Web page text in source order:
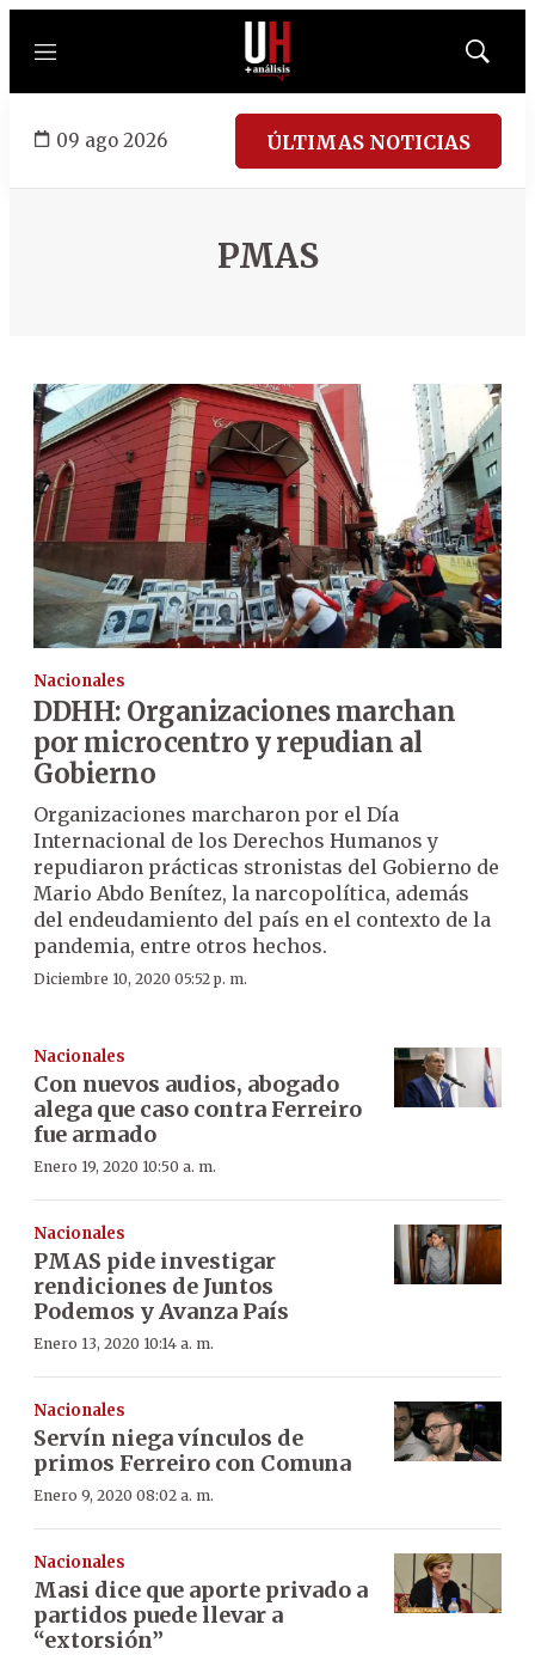
Menú
Mostrar
09 ago 2026 ÚLTIMAS NOTICIAS
PMAS
Nacionales
DDHH: Organizaciones marchan
por microcentro y repudian al
Gobierno
Organizaciones marcharon por el Día
Internacional de los Derechos Humanos y
repudiaron prácticas stronistas del Gobierno de
Mario Abdo Benítez, la narcopolítica, además
del endeudamiento del país en el contexto de la
pandemia, entre otros hechos.
Diciembre 10, 2020 05:52 p. m.
Nacionales
Con nuevos audios, abogado
alega que caso contra Ferreiro
fue armado
Enero 19, 2020 10:50 a. m.
Nacionales
PMAS pide investigar
rendiciones de Juntos
Podemos y Avanza País
Enero 13, 2020 10:14 a. m.
Nacionales
Servín niega vínculos de
primos Ferreiro con Comuna
Enero 9, 2020 08:02 a. m.
Nacionales
Masi dice que aporte privado a
partidos puede llevar a
“extorsión”